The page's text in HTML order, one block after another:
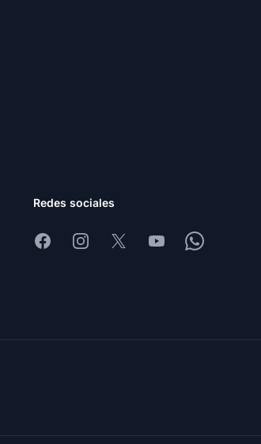
Redes sociales
FacebookInstagram
X YoutubeWhatsapp